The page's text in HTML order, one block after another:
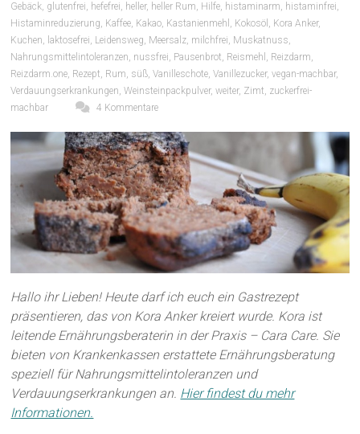
Gebäck, glutenfrei, hefefrei, heller, heller Rum, Hilfe, histaminarm, histaminfrei,
Histaminreduzierung, Kaffee, Kakao, Kastanienmehl , Kokosöl , Kora Anker,
Kuchen, laktosefrei, Leidensweg, Meersalz, milchfrei, Muskatnuss,
Nahrungsmittelintoleranzen, nussfrei, Pausenbrot, Reismehl , Reizdarm,
Reizdarm.one, Rezept, Rum, süß,Vanilleschote,Vanillezucker,vegan-machbar,
Verdauungserkrankungen,Weinsteinpackpulver,weiter, Zimt, zuckerfrei-
machbar
4 Kommentare
Hallo ihr Lieben! Heute darf ich euch ein Gastrezept
präsentieren, das von Kora Anker kreiert wurde. Kora ist
leitende Ernährungsberaterin in der Praxis – Cara Care. Sie
bieten von Krankenkassen erstattete Ernährungsberatung
speziell für Nahrungsmittelintoleranzen und
Verdauungserkrankungen an. Hier findest du mehr
Informationen.